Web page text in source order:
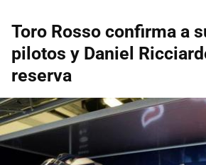
Toro Rosso confirma a
pilotos y Daniel
reserva